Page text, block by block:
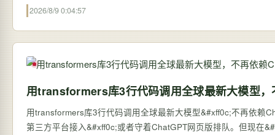
2026/8/9 0:04:57
用transformers库3行代码调用全球最新大模型
用transformers库3行代码调用全球最新大模型&#xff0c;不再依赖ChatGPT网页版 过去&#xff0c;想体验全球最新的大语
第三方平台接入&#xff0c;或者守着ChatGPT网页版排队。但现在